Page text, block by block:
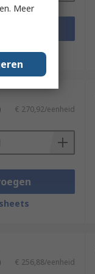
€ 270,92/eenheid
€ 256,88/eenheid
Meer